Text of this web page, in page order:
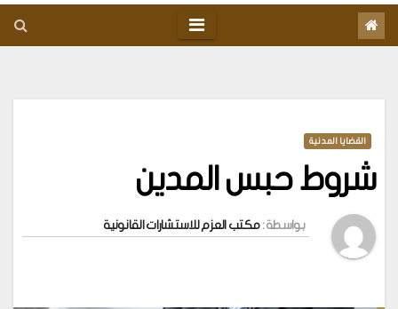
القضايا المدنية
شروط حبس المدين
بواسطة :مكتب العزم للاستشارات القانونية